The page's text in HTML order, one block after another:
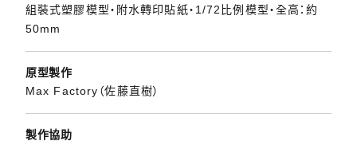
組裝式塑膠模型・附水轉印貼紙・1/72比例模型・全高：約
50mm
原型製作
Max Factory（佐藤直樹）
製作協助